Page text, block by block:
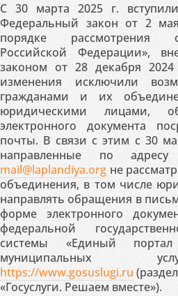
С 30 марта 2025 г.
Федеральный закон от 2
порядке рассмотрения
Российской Федерации»,
законом от 28 декабря
изменения исключили
гражданами и их
юридическими лицами,
электронного документа
почты. В связи с этим с 30
направленные по адресу
mail@laplandiya.org не
объединения, в том числе
направлять обращения в
форме электронного
федеральной
системы «Единый портал
муниципальных
https://www.gosuslugi.ru
«Госуслуги. Решаем вместе»).